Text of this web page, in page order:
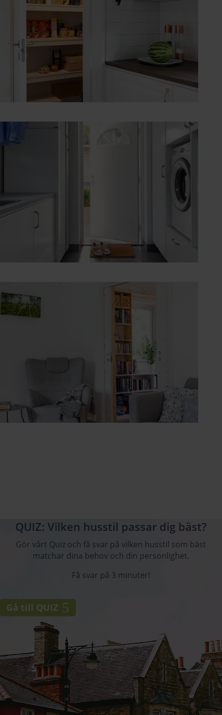
QUIZ: Vilken husstil passar dig bäst?
Gör vårt Quiz och få svar på vilken husstil som bäst
matchar dina behov och din personlighet.
Få svar på 3 minuter!
Gå till QUIZ